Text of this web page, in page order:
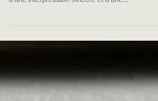
belle voix. C'est aussi savoir la mettre au